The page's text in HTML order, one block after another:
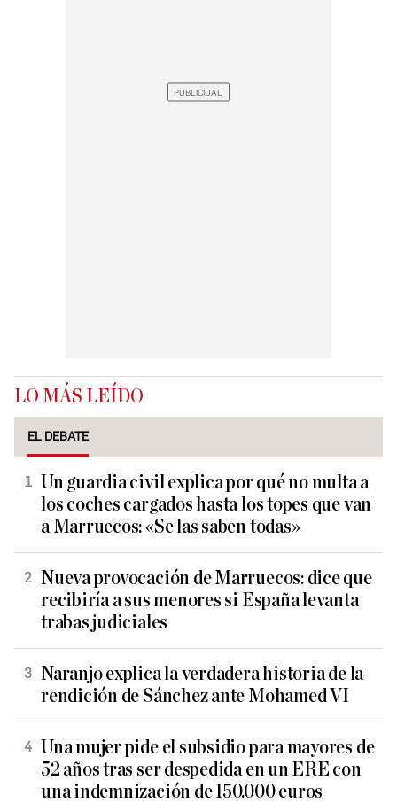
LO MÁS LEÍDO
EL DEBATE
Un guardia civil explica por qué no multa a
los coches cargados hasta los topes que van
a Marruecos: «Se las saben todas»
Nueva provocación de Marruecos: dice que
recibiría a sus menores si España levanta
trabas judiciales
Naranjo explica la verdadera historia de la
rendición de Sánchez ante Mohamed VI
Una mujer pide el subsidio para mayores de
52 años tras ser despedida en un ERE con
una indemnización de 150.000 euros